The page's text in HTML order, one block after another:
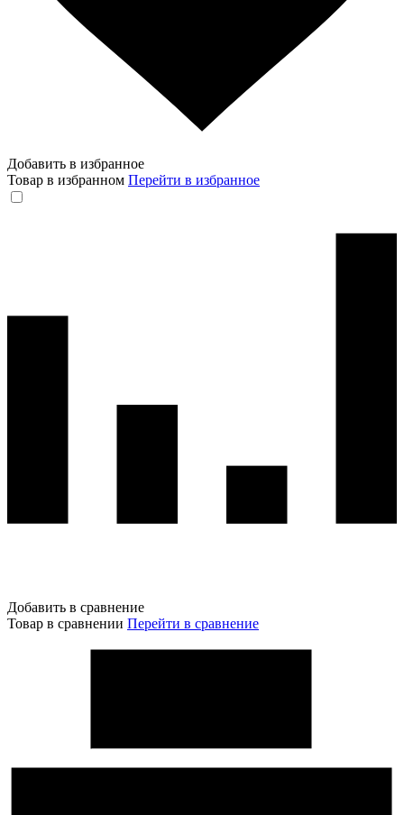
Добавить в избранное
Товар в избранном Перейти в избранное
Добавить в сравнение
Товар в сравнении Перейти в сравнение